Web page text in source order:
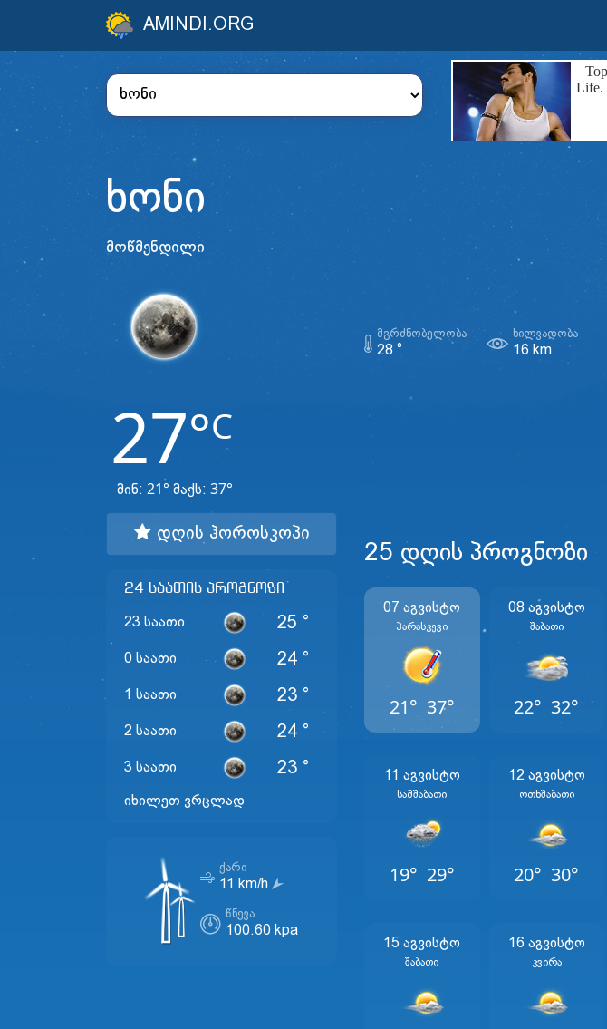
AMINDI.ORG
ხონი
მოწმენდილი
27°C
მინ: 21° მაქს: 37°
ᲛᲒᲠᲫᲜᲝᲑᲔᲚᲝᲑᲐ
28 °
ᲮᲘᲚᲕᲐᲓᲝᲑᲐ
16 km
დღის ჰოროსკოპი
24 საათის პროგნოზი
23 საათი 25 °
0 საათი 24 °
1 საათი 23 °
2 საათი 24 °
3 საათი 23 °
იხილეთ ვრცლად
ᲥᲐᲠᲘ
11 km/h
ᲬᲜᲔᲕᲐ
100.60 kpa
25 დღის პროგნოზი
07 Აგვისტო
Პარასკევი
21° 37°
08 Აგვისტო
Შაბათი
22° 32°
11 Აგვისტო
Სამშაბათი
19° 29°
12 Აგვისტო
Ოთხშაბათი
20° 30°
15 Აგვისტო
Შაბათი
16 Აგვისტო
Კვირა